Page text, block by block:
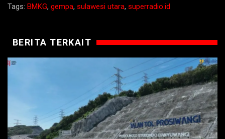
Tags: BMKG, gempa, sulawesi utara, superradio.id
BERITA TERKAIT